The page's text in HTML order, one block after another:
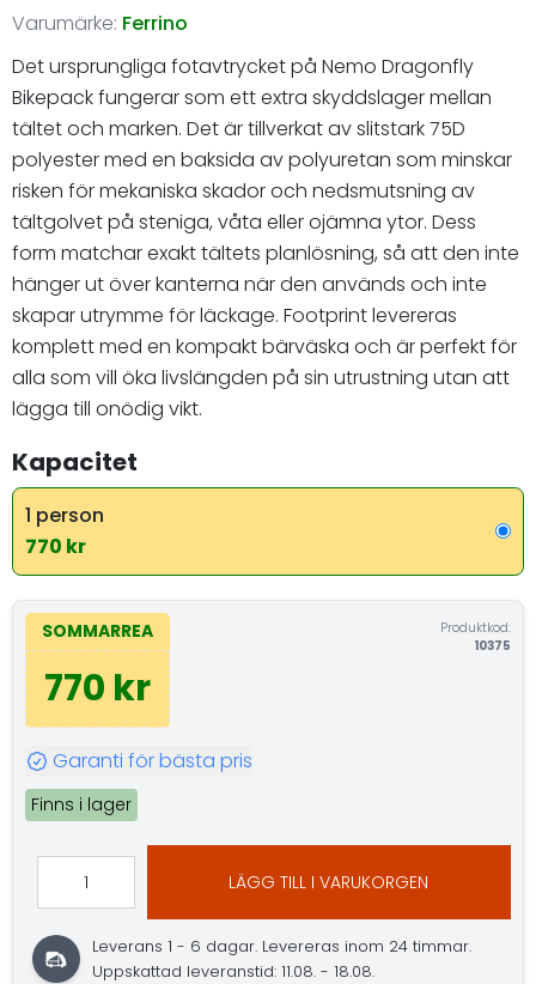
Varumärke: Ferrino
Det ursprungliga fotavtrycket på Nemo Dragonfly
Bikepack fungerar som ett extra skyddslager mellan
tältet och marken. Det är tillverkat av slitstark 75D
polyester med en baksida av polyuretan som minskar
risken för mekaniska skador och nedsmutsning av
tältgolvet på steniga, våta eller ojämna ytor. Dess
form matchar exakt tältets planlösning, så att den inte
hänger ut över kanterna när den används och inte
skapar utrymme för läckage. Footprint levereras
komplett med en kompakt bärväska och är perfekt för
alla som vill öka livslängden på sin utrustning utan att
lägga till onödig vikt.
Kapacitet
1 person
770 kr
SOMMARREA
770 kr
Produktkod:
10375
Garanti för bästa pris
Finns i lager
LÄGG TILL I VARUKORGEN
Leverans 1 - 6 dagar. Levereras inom 24 timmar.
Uppskattad leveranstid: 11.08. - 18.08.